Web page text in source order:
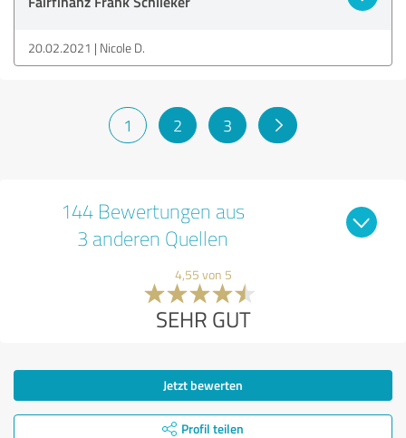
20.02.2021 Nicole D.
1 2 3
144 Bewertungen aus
3 anderen Quellen
4,55 von 5
SEHR GUT
Jetzt bewerten
Profil teilen